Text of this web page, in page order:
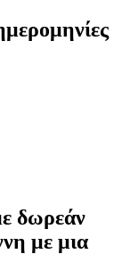
δωρεάν
με μια